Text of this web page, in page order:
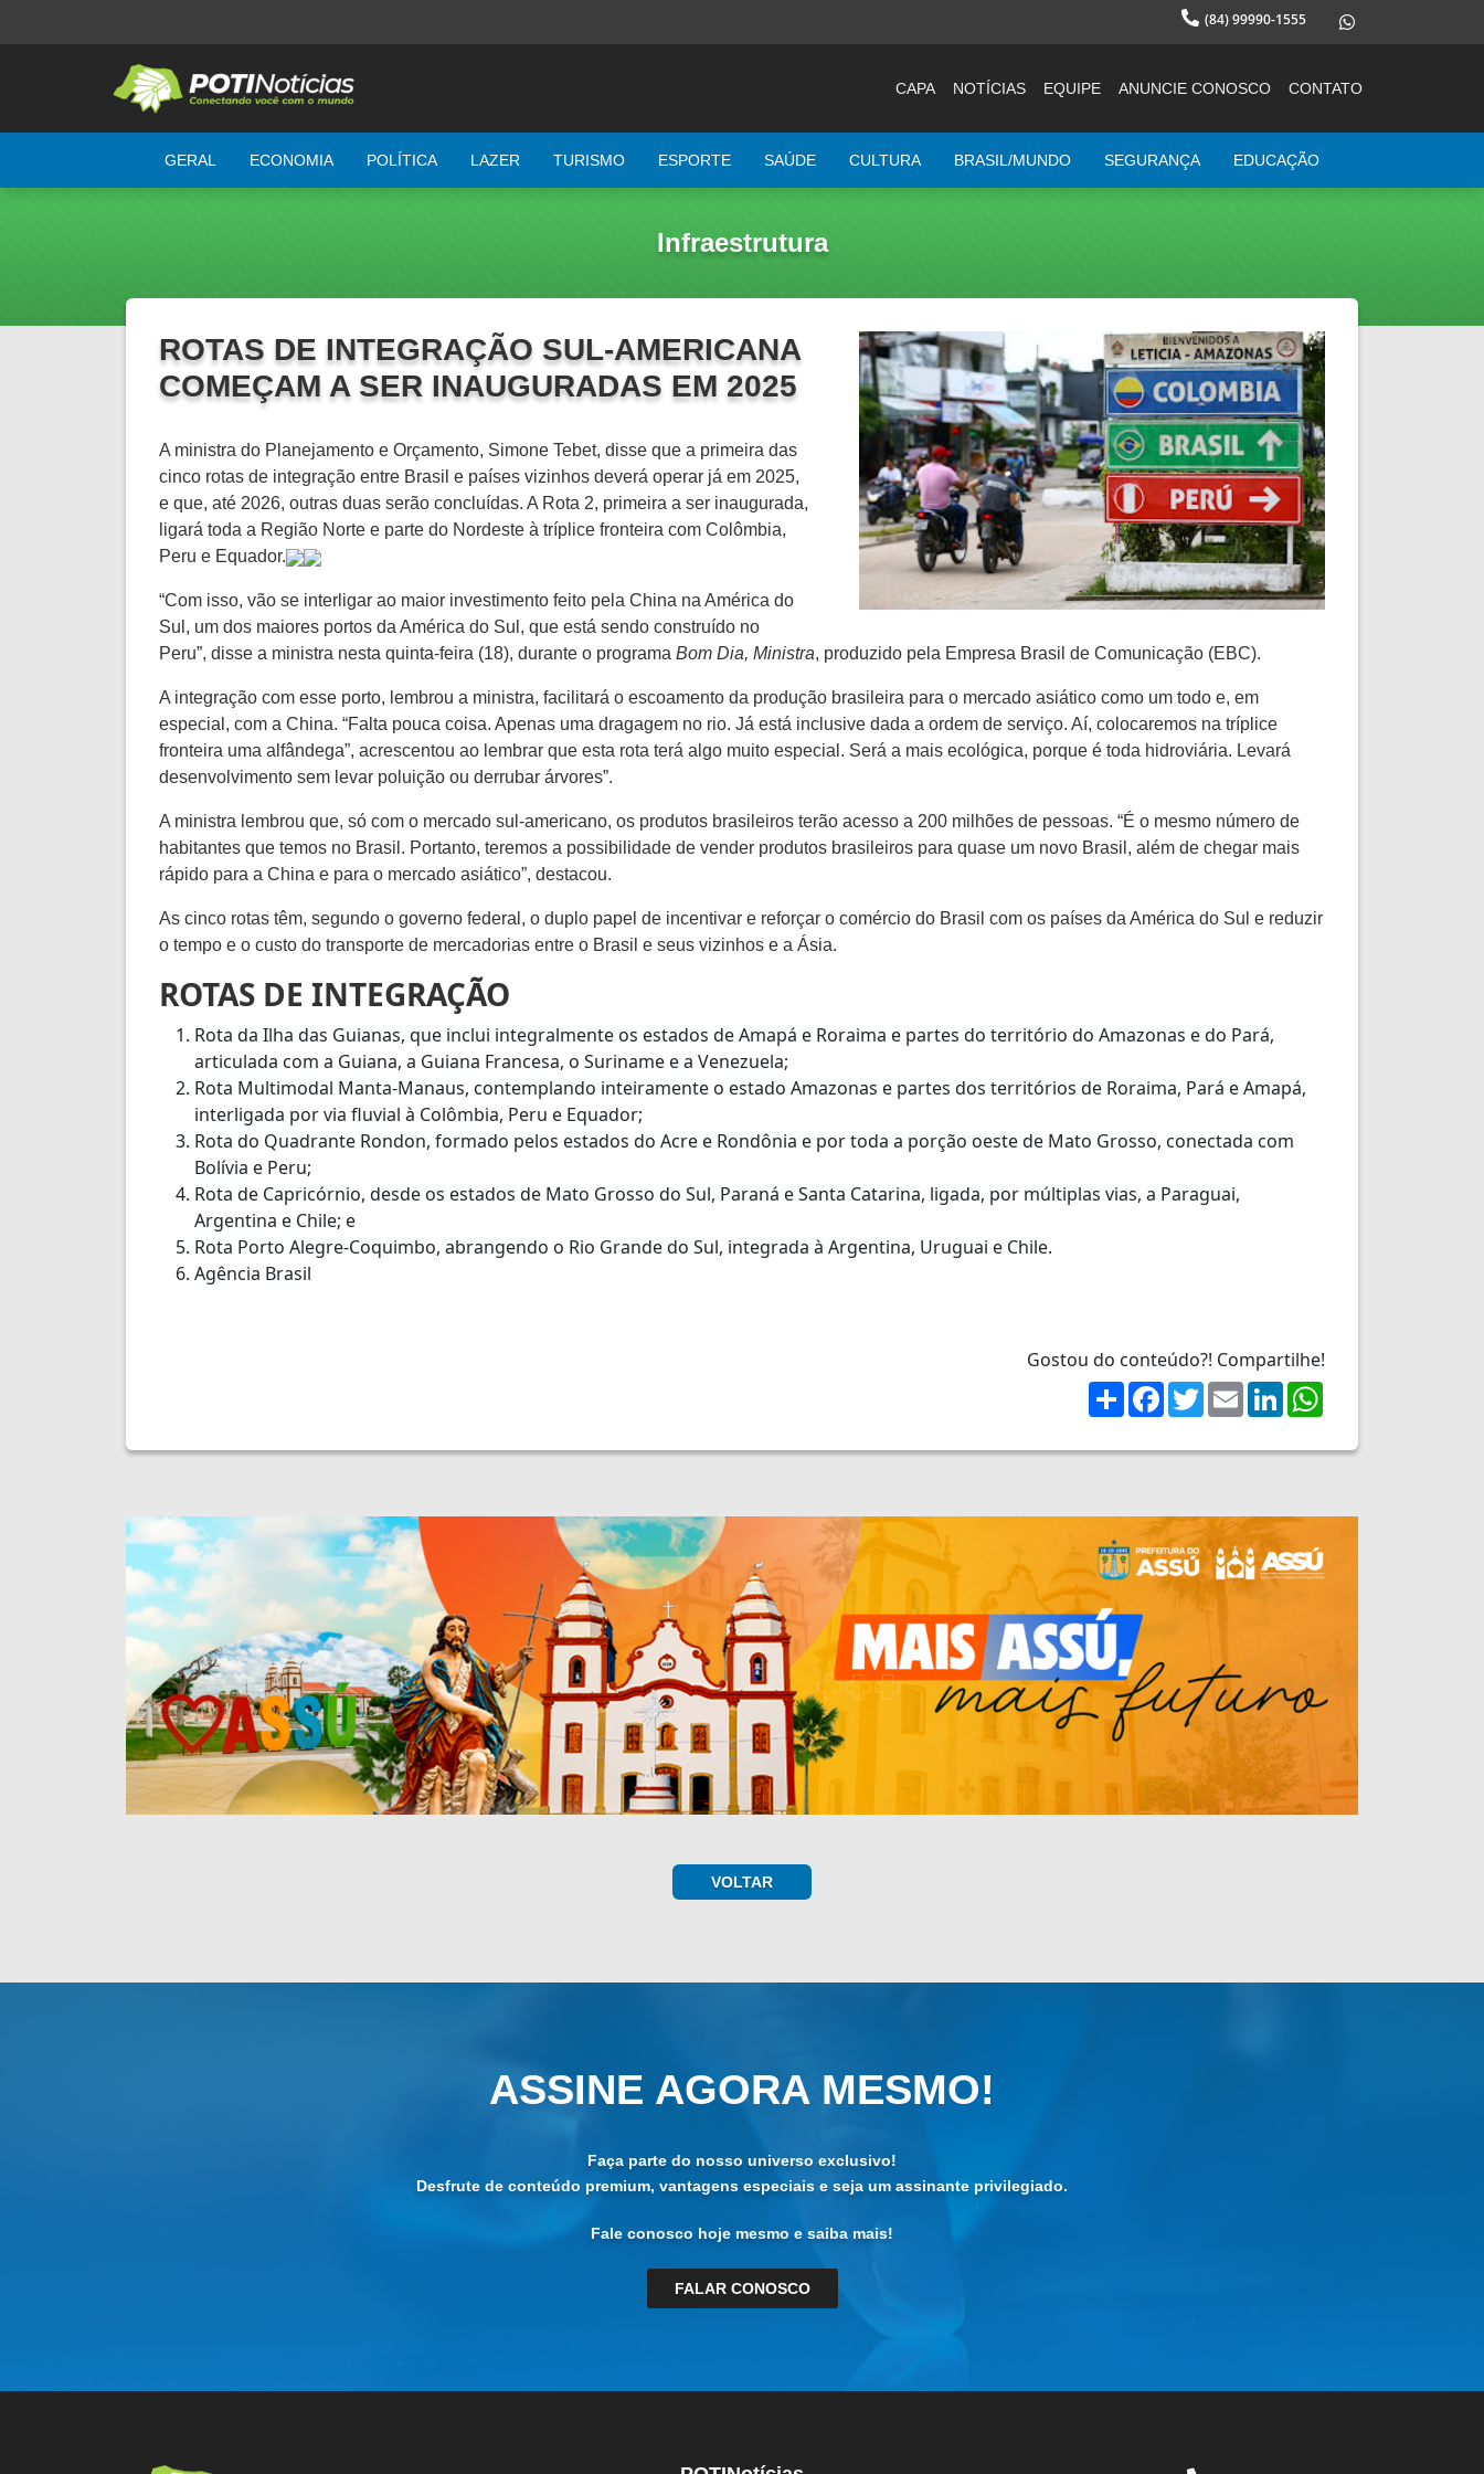
(84) 99990-1555
CAPA NOTÍCIAS EQUIPE ANUNCIE CONOSCO CONTATO
GERAL ECONOMIA POLÍTICA LAZER TURISMO ESPORTE SAÚDE CULTURA BRASIL/MUNDO SEGURANÇA EDUCAÇÃO
Infraestrutura
ROTAS DE INTEGRAÇÃO SUL-AMERICANA
COMEÇAM A SER INAUGURADAS EM 2025
A ministra do Planejamento e Orçamento, Simone Tebet, disse que a primeira das
cinco rotas de integração entre Brasil e países vizinhos deverá operar já em 2025,
e que, até 2026, outras duas serão concluídas. A Rota 2, primeira a ser inaugurada,
ligará toda a Região Norte e parte do Nordeste à tríplice fronteira com Colômbia,
Peru e Equador.
“Com isso, vão se interligar ao maior investimento feito pela China na América do
Sul, um dos maiores portos da América do Sul, que está sendo construído no
Peru”, disse a ministra nesta quinta-feira (18), durante o programa Bom Dia, Ministra, produzido pela Empresa Brasil de Comunicação (EBC).
A integração com esse porto, lembrou a ministra, facilitará o escoamento da produção brasileira para o mercado asiático como um todo e, em
especial, com a China. “Falta pouca coisa. Apenas uma dragagem no rio. Já está inclusive dada a ordem de serviço. Aí, colocaremos na tríplice
fronteira uma alfândega”, acrescentou ao lembrar que esta rota terá algo muito especial. Será a mais ecológica, porque é toda hidroviária. Levará
desenvolvimento sem levar poluição ou derrubar árvores”.
A ministra lembrou que, só com o mercado sul-americano, os produtos brasileiros terão acesso a 200 milhões de pessoas. “É o mesmo número de
habitantes que temos no Brasil. Portanto, teremos a possibilidade de vender produtos brasileiros para quase um novo Brasil, além de chegar mais
rápido para a China e para o mercado asiático”, destacou.
As cinco rotas têm, segundo o governo federal, o duplo papel de incentivar e reforçar o comércio do Brasil com os países da América do Sul e reduzir
o tempo e o custo do transporte de mercadorias entre o Brasil e seus vizinhos e a Ásia.
ROTAS DE INTEGRAÇÃO
Rota da Ilha das Guianas, que inclui integralmente os estados de Amapá e Roraima e partes do território do Amazonas e do Pará,
articulada com a Guiana, a Guiana Francesa, o Suriname e a Venezuela;
Rota Multimodal Manta-Manaus, contemplando inteiramente o estado Amazonas e partes dos territórios de Roraima, Pará e Amapá,
interligada por via fluvial à Colômbia, Peru e Equador;
Rota do Quadrante Rondon, formado pelos estados do Acre e Rondônia e por toda a porção oeste de Mato Grosso, conectada com
Bolívia e Peru;
Rota de Capricórnio, desde os estados de Mato Grosso do Sul, Paraná e Santa Catarina, ligada, por múltiplas vias, a Paraguai,
Argentina e Chile; e
Rota Porto Alegre-Coquimbo, abrangendo o Rio Grande do Sul, integrada à Argentina, Uruguai e Chile.
Agência Brasil
Gostou do conteúdo?! Compartilhe!
ShareFacebook
TwitterEmailLinkedIn
VOLTAR
ASSINE AGORA MESMO!
Faça parte do nosso universo exclusivo!
Desfrute de conteúdo premium, vantagens especiais e seja um assinante privilegiado.
Fale conosco hoje mesmo e saiba mais!
FALAR CONOSCO